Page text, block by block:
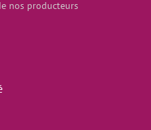
nos producteurs